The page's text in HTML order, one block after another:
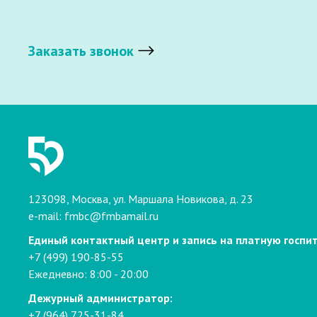
Заказать звонок
123098, Москва, ул. Маршала Новикова, д. 23
e-mail: fmbc@fmbamail.ru
Единый контактный центр и запись на платную
+7 (499) 190-85-55
Ежедневно: 8:00 - 20:00
Дежурный администратор: